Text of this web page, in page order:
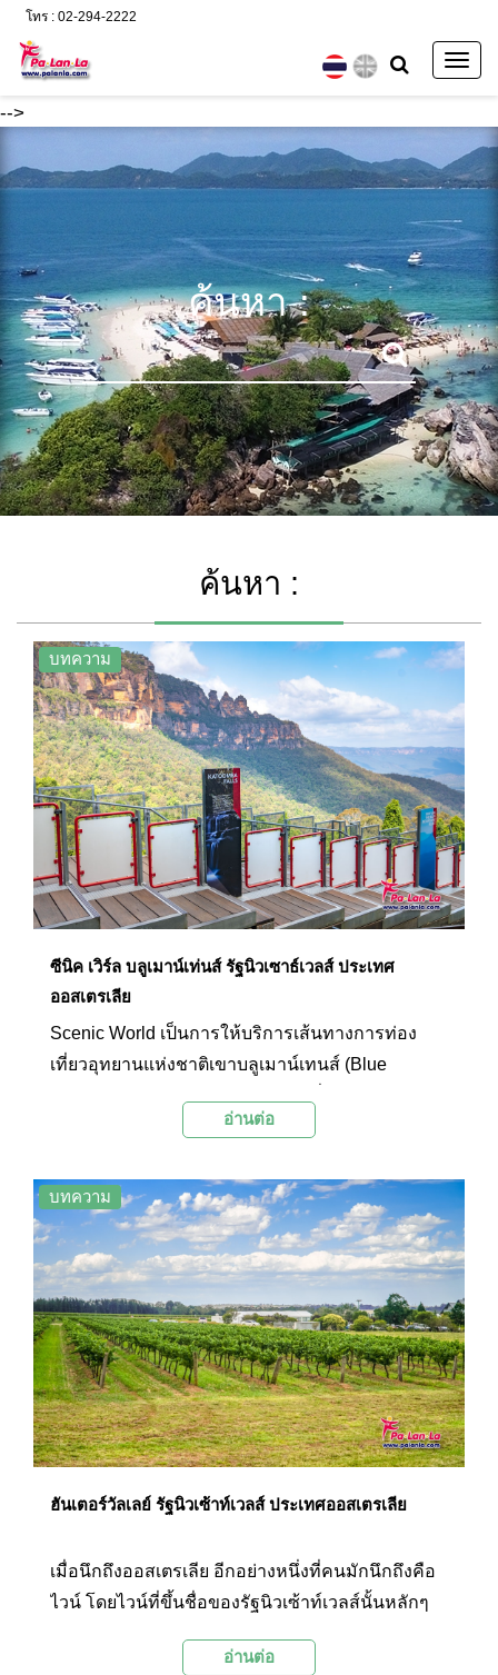
-->
โทร : 02-294-2222
ค้นหา :
ค้นหา :
บทความ
ซีนิค เวิร์ล บลูเมาน์เท่นส์ รัฐนิวเซาธ์เวลส์ ประเทศ
ออสเตรเลีย
Scenic World เป็นการให้บริการเส้นทางการท่อง
เที่ยวอุทยานแห่งชาติเขาบลูเมาน์เทนส์ (Blue
ประเทศออสเตรเลียที่ได้รับการขึ้นทะเบียนให้เป็น
ค.ศ.2000 โดยที่ Scenic World นี้นักท่องเที่ยว
สามารถขึ้นกระเช้าลอยฟ้าและรถรางเพื่อชมวิว
ทิวทัศน์อันสวยงามแบบพาโนราม่าของผืนป่าเก่าแก่
อันอุดมสมบูรณ์แห่งนี้
อ่านต่อ
บทความ
ฮันเตอร์วัลเลย์ รัฐนิวเซ้าท์เวลส์ ประเทศออสเตรเลีย
เมื่อนึกถึงออสเตรเลีย อีกอย่างหนึ่งที่คนมักนึกถึงคือ
ไวน์ โดยไวน์ที่ขึ้นชื่อของรัฐนิวเซ้าท์เวลส์นั้นหลักๆ
ตั้งอยู่ทางทิศตะวันตกของรัฐ กับอีกแหล่งหนึ่งก็คือมา
อ่านต่อ